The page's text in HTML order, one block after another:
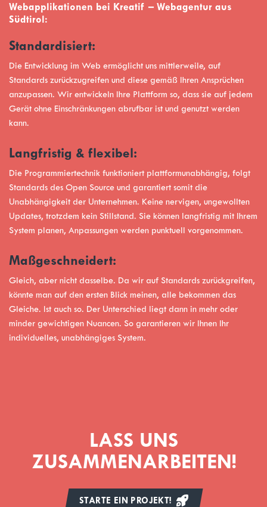
Webapplikationen bei Kreatif – Webagentur aus
Südtirol:
Standardisiert:
Die Entwicklung im Web ermöglicht uns mittlerweile, auf
Standards zurückzugreifen und diese gemäß Ihren Ansprüchen
anzupassen. Wir entwickeln Ihre Plattform so, dass sie auf jedem
Gerät ohne Einschränkungen abrufbar ist und genutzt werden
kann.
Langfristig & flexibel:
Die Programmiertechnik funktioniert plattformunabhängig, folgt
Standards des Open Source und garantiert somit die
Unabhängigkeit der Unternehmen. Keine nervigen, ungewollten
Updates, trotzdem kein Stillstand. Sie können langfristig mit Ihrem
System planen, Anpassungen werden punktuell vorgenommen.
Maßgeschneidert:
Gleich, aber nicht dasselbe. Da wir auf Standards zurückgreifen,
könnte man auf den ersten Blick meinen, alle bekommen das
Gleiche. Ist auch so. Der Unterschied liegt dann in mehr oder
minder gewichtigen Nuancen. So garantieren wir Ihnen Ihr
individuelles, unabhängiges System.
LASS UNS
ZUSAMMENARBEITEN!
STARTE EIN PROJEKT!